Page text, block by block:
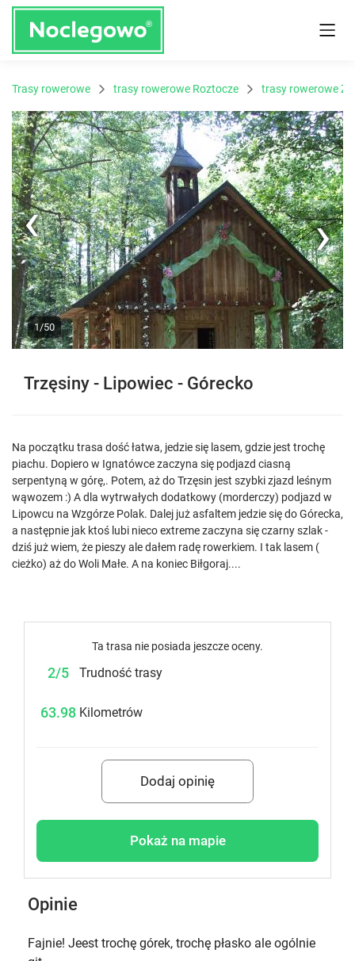
Trasy rowerowe trasy rowerowe Roztocze trasy rowerowe
Previous
Next
1/50
Trzęsiny - Lipowiec - Górecko
Na początku trasa dość łatwa, jedzie się lasem, gdzie jest trochę
piachu. Dopiero w Ignatówce zaczyna się podjazd ciasną
serpentyną w górę,. Potem, aż do Trzęsin jest szybki zjazd leśnym
wąwozem :) A dla wytrwałych dodatkowy (morderczy) podjazd w
Lipowcu na Wzgórze Polak. Dalej już asfaltem jedzie się do Górecka,
a następnie jak ktoś lubi nieco extreme zaczyna się czarny szlak -
dziś już wiem, że pieszy ale dałem radę rowerkiem. I tak lasem (
cieżko) aż do Woli Małe. A na koniec Biłgoraj....
Ta trasa nie posiada jeszcze oceny.
2/5 Trudność trasy
63.98 Kilometrów
Dodaj opinię
Pokaż na mapie
Opinie
Fajnie! Jeest trochę górek, trochę płasko ale ogólnie